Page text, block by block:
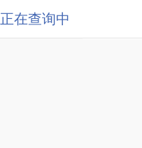
正在查询中